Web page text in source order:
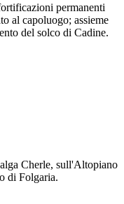
permanenti
al capoluogo; assieme
del solco di Cadine.
Cherle, sull'Altopiano
di Folgaria.